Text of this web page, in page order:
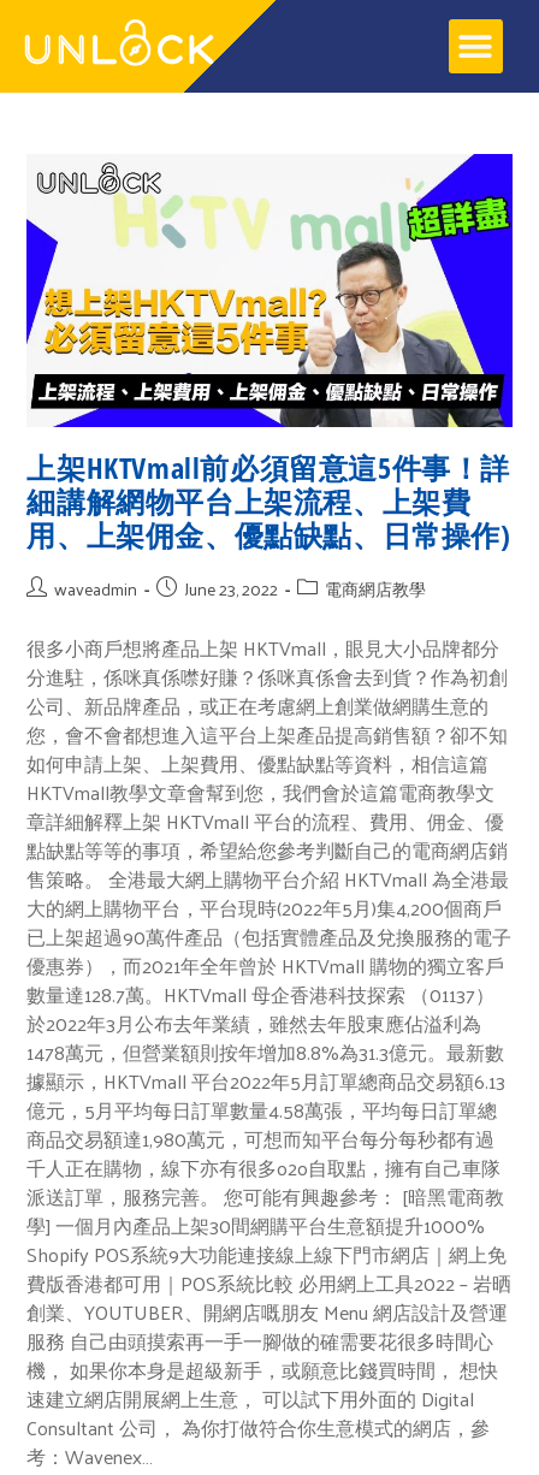
上架HKTVmall前必須留意這5件事！詳
細講解網物平台上架流程、上架費
用、上架佣金、優點缺點、日常操作)
waveadmin June 23, 2022 電商網店教學
很多小商戶想將產品上架 HKTVmall，眼見大小品牌都分
分進駐，係咪真係噤好賺？係咪真係會去到貨？作為初創
公司、新品牌產品，或正在考慮網上創業做網購生意的
您，會不會都想進入這平台上架產品提高銷售額？卻不知
如何申請上架、上架費用、優點缺點等資料，相信這篇
HKTVmall教學文章會幫到您，我們會於這篇電商教學文
章詳細解釋上架 HKTVmall 平台的流程、費用、佣金、優
點缺點等等的事項，希望給您參考判斷自己的電商網店銷
售策略。 全港最大網上購物平台介紹 HKTVmall 為全港最
大的網上購物平台，平台現時(2022年5月)集4,200個商戶
已上架超過90萬件產品（包括實體產品及兌換服務的電子
優惠券），而2021年全年曾於 HKTVmall 購物的獨立客戶
數量達128.7萬。HKTVmall 母企香港科技探索 （01137）
於2022年3月公布去年業績，雖然去年股東應佔溢利為
1478萬元，但營業額則按年增加8.8%為31.3億元。最新數
據顯示，HKTVmall 平台2022年5月訂單總商品交易額6.13
億元，5月平均每日訂單數量4.58萬張，平均每日訂單總
商品交易額達1,980萬元，可想而知平台每分每秒都有過
千人正在購物，線下亦有很多o2o自取點，擁有自己車隊
派送訂單，服務完善。 您可能有興趣參考： [暗黑電商教
學] 一個月內產品上架30間網購平台生意額提升1000%
Shopify POS系統9大功能連接線上線下門市網店｜網上免
費版香港都可用｜POS系統比較 必用網上工具2022 – 岩晒
創業、YOUTUBER、開網店嘅朋友 Menu 網店設計及營運
服務 自己由頭摸索再一手一腳做的確需要花很多時間心
機， 如果你本身是超級新手，或願意比錢買時間， 想快
速建立網店開展網上生意， 可以試下用外面的 Digital
Consultant 公司， 為你打做符合你生意模式的網店，參
考：Wavenex…